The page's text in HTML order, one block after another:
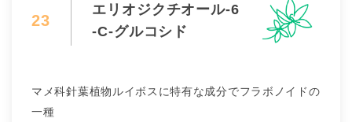
23
エリオジクチオール-6
-C-グルコシド
マメ科針葉植物ルイボスに特有な成分でフラボノイドの
一種